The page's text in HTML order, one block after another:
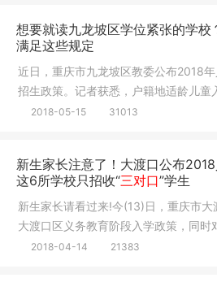
想要就读九龙坡区学位紧张的学校
满足这些规定
近日，重庆市九龙坡区教委公布2018
招生政策。记者获悉，户籍地适龄儿童
满足三对
2018-05-15 31013
新生家长注意了！大渡口公布
这6所学校只招收“三对口”学生
新生家长请看过来!今(13)日，重庆市
大渡口区义务教育阶段入学政策，同时
进行了
2018-04-14 21383